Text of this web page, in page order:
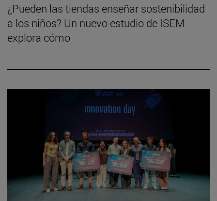
¿Pueden las tiendas enseñar sostenibilidad
a los niños? Un nuevo estudio de ISEM
explora cómo